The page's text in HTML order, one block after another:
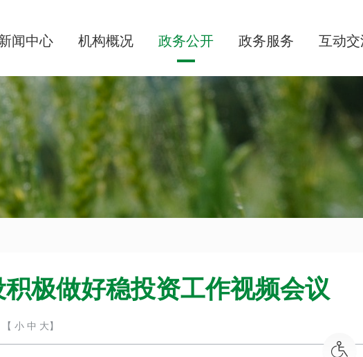
闻中心 机构概况 政务公开 政务服务 互动交
极做好稳投资工作视频会议
【 小 中 大 】